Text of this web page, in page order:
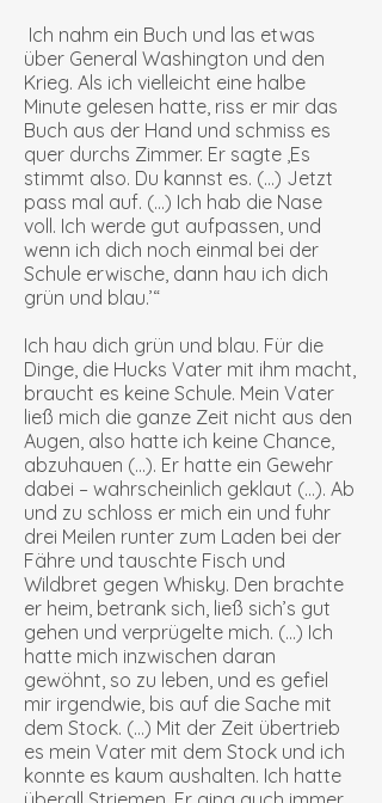
Ich nahm ein Buch und las etwas
über General Washington und den
Krieg. Als ich vielleicht eine halbe
Minute gelesen hatte, riss er mir das
Buch aus der Hand und schmiss es
quer durchs Zimmer. Er sagte ‚Es
stimmt also. Du kannst es. (…) Jetzt
pass mal auf. (…) Ich hab die Nase
voll. Ich werde gut aufpassen, und
wenn ich dich noch einmal bei der
Schule erwische, dann hau ich dich
grün und blau.’“
Ich hau dich grün und blau. Für die
Dinge, die Hucks Vater mit ihm macht,
braucht es keine Schule. Mein Vater
ließ mich die ganze Zeit nicht aus den
Augen, also hatte ich keine Chance,
abzuhauen (…). Er hatte ein Gewehr
dabei – wahrscheinlich geklaut (…). Ab
und zu schloss er mich ein und fuhr
drei Meilen runter zum Laden bei der
Fähre und tauschte Fisch und
Wildbret gegen Whisky. Den brachte
er heim, betrank sich, ließ sich’s gut
gehen und verprügelte mich. (…) Ich
hatte mich inzwischen daran
gewöhnt, so zu leben, und es gefiel
mir irgendwie, bis auf die Sache mit
dem Stock. (…) Mit der Zeit übertrieb
es mein Vater mit dem Stock und ich
konnte es kaum aushalten. Ich hatte